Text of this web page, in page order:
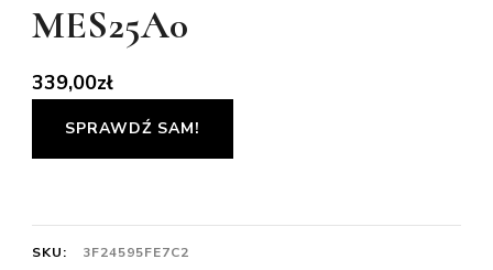
MES25A0
339,00zł
SPRAWDŹ SAM!
SKU:
3F24595FE7C2